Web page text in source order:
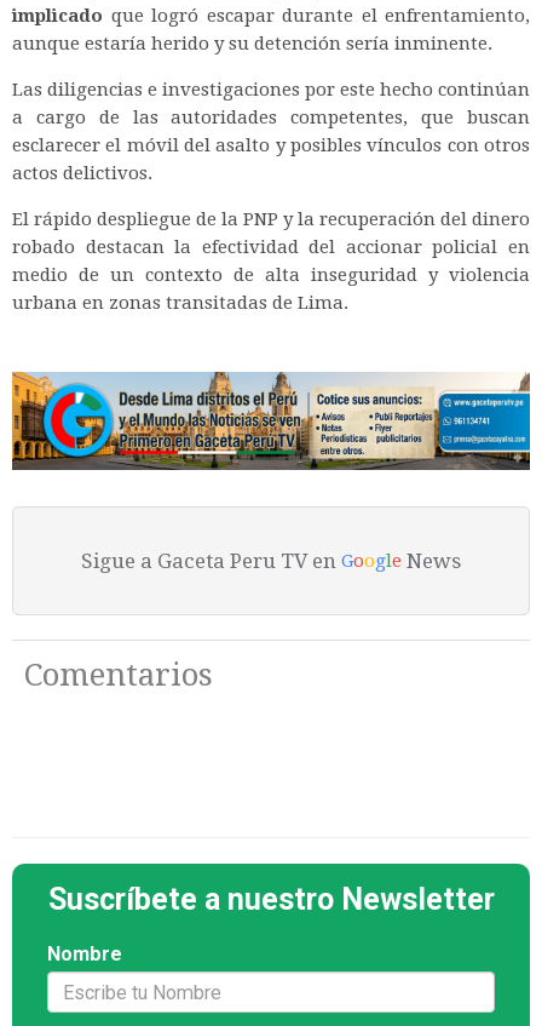
implicado que logró escapar durante el enfrentamiento,
aunque estaría herido y su detención sería inminente.
Las diligencias e investigaciones por este hecho continúan
a cargo de las autoridades competentes, que buscan
esclarecer el móvil del asalto y posibles vínculos con otros
actos delictivos.
El rápido despliegue de la PNP y la recuperación del dinero
robado destacan la efectividad del accionar policial en
medio de un contexto de alta inseguridad y violencia
urbana en zonas transitadas de Lima.
Sigue a Gaceta Peru TV en Google News
Comentarios
Suscríbete a nuestro Newsletter
Nombre